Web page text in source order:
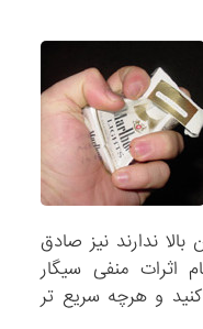
ندارند نیز صادق
اثرات منفی سیگار
و هرچه سریع تر